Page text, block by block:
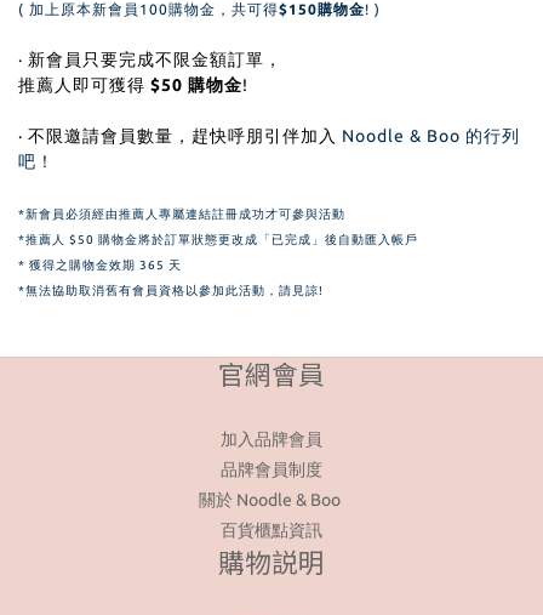
( 加上原本新會員100購物金，共可得$150購物金! )
· 新會員只要完成不限金額訂單，
推薦人即可獲得 $50 購物金!
· 不限邀請會員數量，趕快呼朋引伴加入 Noodle & Boo 的行列
吧！
*新會員必須經由推薦人專屬連結註冊成功才可參與活動
*推薦人 $50 購物金將於訂單狀態更改成「已完成」後自動匯入帳戶
* 獲得之購物金效期 365 天
*無法協助取消舊有會員資格以參加此活動，請見諒!
官網會員
加入品牌會員
品牌會員制度
關於 Noodle & Boo
百貨櫃點資訊
購物説明